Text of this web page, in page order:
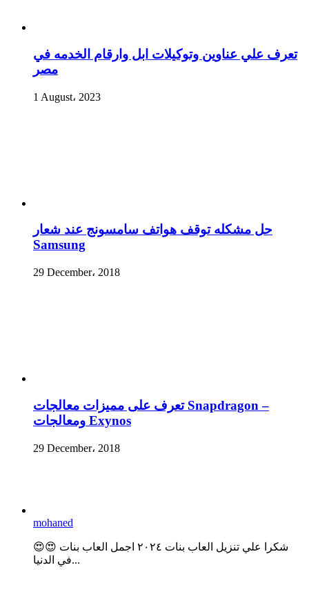
تعرف علي عناوين وتوكيلات ابل وارقام الخدمه في
مصر
1 August، 2023
حل مشكله توقف هواتف سامسونج عند شعار
Samsung
29 December، 2018
تعرف على مميزات معالجات Snapdragon –
ومعالجات Exynos
29 December، 2018
mohaned
😍😍 شكرا علي تنزيل العاب بنات ٢٠٢٤ اجمل العاب بنات
في الدنيا...